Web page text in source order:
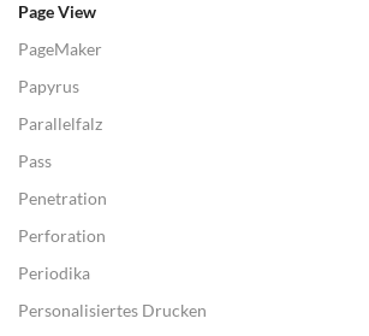
Page View
PageMaker
Papyrus
Parallelfalz
Pass
Penetration
Perforation
Periodika
Personalisiertes Drucken